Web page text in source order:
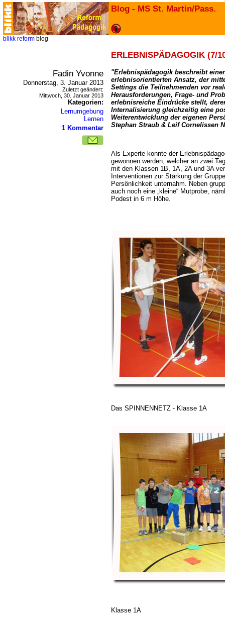
Blog - MS St. Martin/Pass.
blikk reform blog
ERLEBNISPÄDAGOGIK (7/
Fadin Yvonne
Donnerstag, 3. Januar 2013
Zuletzt geändert:
Mittwoch, 30. Januar 2013
Kategorien:
Lernumgebung
Lernen
1 Kommentar
"Erlebnispädagogik beschreibt
erlebnisorientierten Ansatz, der
Settings die Teilnehmenden vor
Herausforderungen, Frage- und
erlebnisreiche Eindrücke stellt,
Internalisierung gleichzeitig eine
Weiterentwicklung der eigenen
Stephan Straub & Leif Cornelissen
Als Experte konnte der
gewonnen werden, welcher an zwei
mit den Klassen 1B, 1A, 2A und 3A
Interventionen zur Stärkung der
Persönlichkeit unternahm. Neben
auch noch eine „kleine“ Mutprobe,
Podest in 6 m Höhe.
Das SPINNENNETZ - Klasse 1A
Klasse 1A